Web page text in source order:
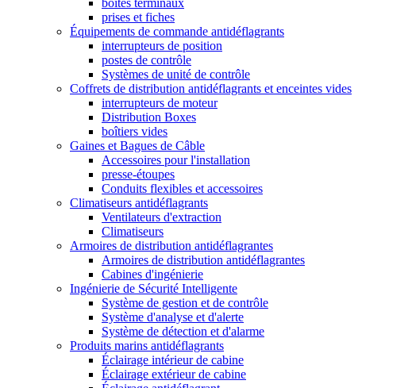
boîtes terminaux
prises et fiches
Équipements de commande antidéflagrants
interrupteurs de position
postes de contrôle
Systèmes de unité de contrôle
Coffrets de distribution antidéflagrants et enceintes vides
interrupteurs de moteur
Distribution Boxes
boîtiers vides
Gaines et Bagues de Câble
Accessoires pour l'installation
presse-étoupes
Conduits flexibles et accessoires
Climatiseurs antidéflagrants
Ventilateurs d'extraction
Climatiseurs
Armoires de distribution antidéflagrantes
Armoires de distribution antidéflagrantes
Cabines d'ingénierie
Ingénierie de Sécurité Intelligente
Système de gestion et de contrôle
Système d'analyse et d'alerte
Système de détection et d'alarme
Produits marins antidéflagrants
Éclairage intérieur de cabine
Éclairage extérieur de cabine